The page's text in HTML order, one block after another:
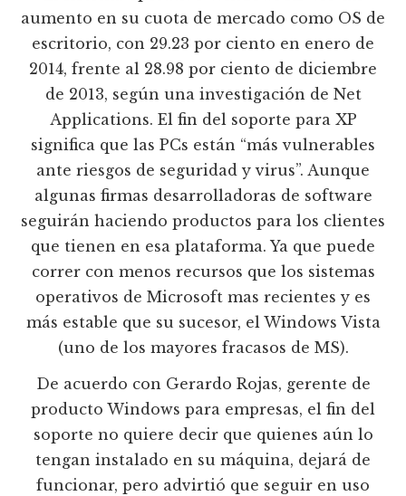
aumento en su cuota de mercado como OS de
escritorio, con 29.23 por ciento en enero de
2014, frente al 28.98 por ciento de diciembre
de 2013, según una investigación de Net
Applications. El fin del soporte para XP
significa que las PCs están “más vulnerables
ante riesgos de seguridad y virus”. Aunque
algunas firmas desarrolladoras de software
seguirán haciendo productos para los clientes
que tienen en esa plataforma. Ya que puede
correr con menos recursos que los sistemas
operativos de Microsoft mas recientes y es
más estable que su sucesor, el Windows Vista
(uno de los mayores fracasos de MS).
De acuerdo con Gerardo Rojas, gerente de
producto Windows para empresas, el fin del
soporte no quiere decir que quienes aún lo
tengan instalado en su máquina, dejará de
funcionar, pero advirtió que seguir en uso